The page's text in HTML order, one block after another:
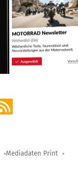
Mediadaten Print